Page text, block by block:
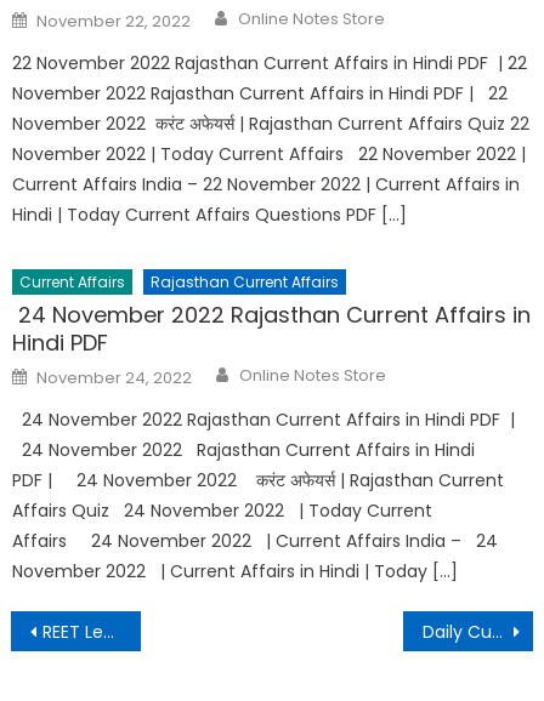
November 22, 2022 Online Notes Store
22 November 2022 Rajasthan Current Affairs in Hindi PDF | 22
November 2022 Rajasthan Current Affairs in Hindi PDF | 22
November 2022 करंट अफेयर्स | Rajasthan Current Affairs Quiz 22
November 2022 | Today Current Affairs 22 November 2022 |
Current Affairs India – 22 November 2022 | Current Affairs in
Hindi | Today Current Affairs Questions PDF […]
Current Affairs Rajasthan Current Affairs
24 November 2022 Rajasthan Current Affairs in
Hindi PDF
November 24, 2022 Online Notes Store
24 November 2022 Rajasthan Current Affairs in Hindi PDF |
24 November 2022 Rajasthan Current Affairs in Hindi
PDF | 24 November 2022 करंट अफेयर्स | Rajasthan Current
Affairs Quiz 24 November 2022 | Today Current
Affairs 24 November 2022 | Current Affairs India – 24
November 2022 | Current Affairs in Hindi | Today […]
REET Level – 2 Hindi Grammar Test – 8 || हिंदी व्याकरण टेस्ट – 8 Daily Current Affairs – 23 March 2021